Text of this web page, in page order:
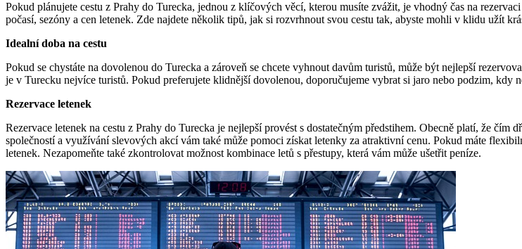
Pokud plánujete cestu z Prahy do Turecka, jednou z klíčových věcí, kterou musíte zvážit, je vhodný čas na
počasí, sezóny a cen letenek. Zde najdete několik tipů, jak si rozvrhnout svou cestu tak, abyste mohli v klidu užít
Idealní doba na cestu
Pokud se chystáte na dovolenou do Turecka a zároveň se chcete vyhnout davům turistů, může být nejlepší
je v Turecku nejvíce turistů. Pokud preferujete klidnější dovolenou, doporučujeme vybrat si jaro nebo podzim, kdy
Rezervace letenek
Rezervace letenek na cestu z Prahy do Turecka je nejlepší provést s dostatečným předstihem. Obecně platí, že
společností a využívání slevových akcí vám také může pomoci získat letenky za atraktivní cenu. Pokud máte
letenek. Nezapomeňte také zkontrolovat možnost kombinace letů s přestupy, která vám může ušetřit peníze.